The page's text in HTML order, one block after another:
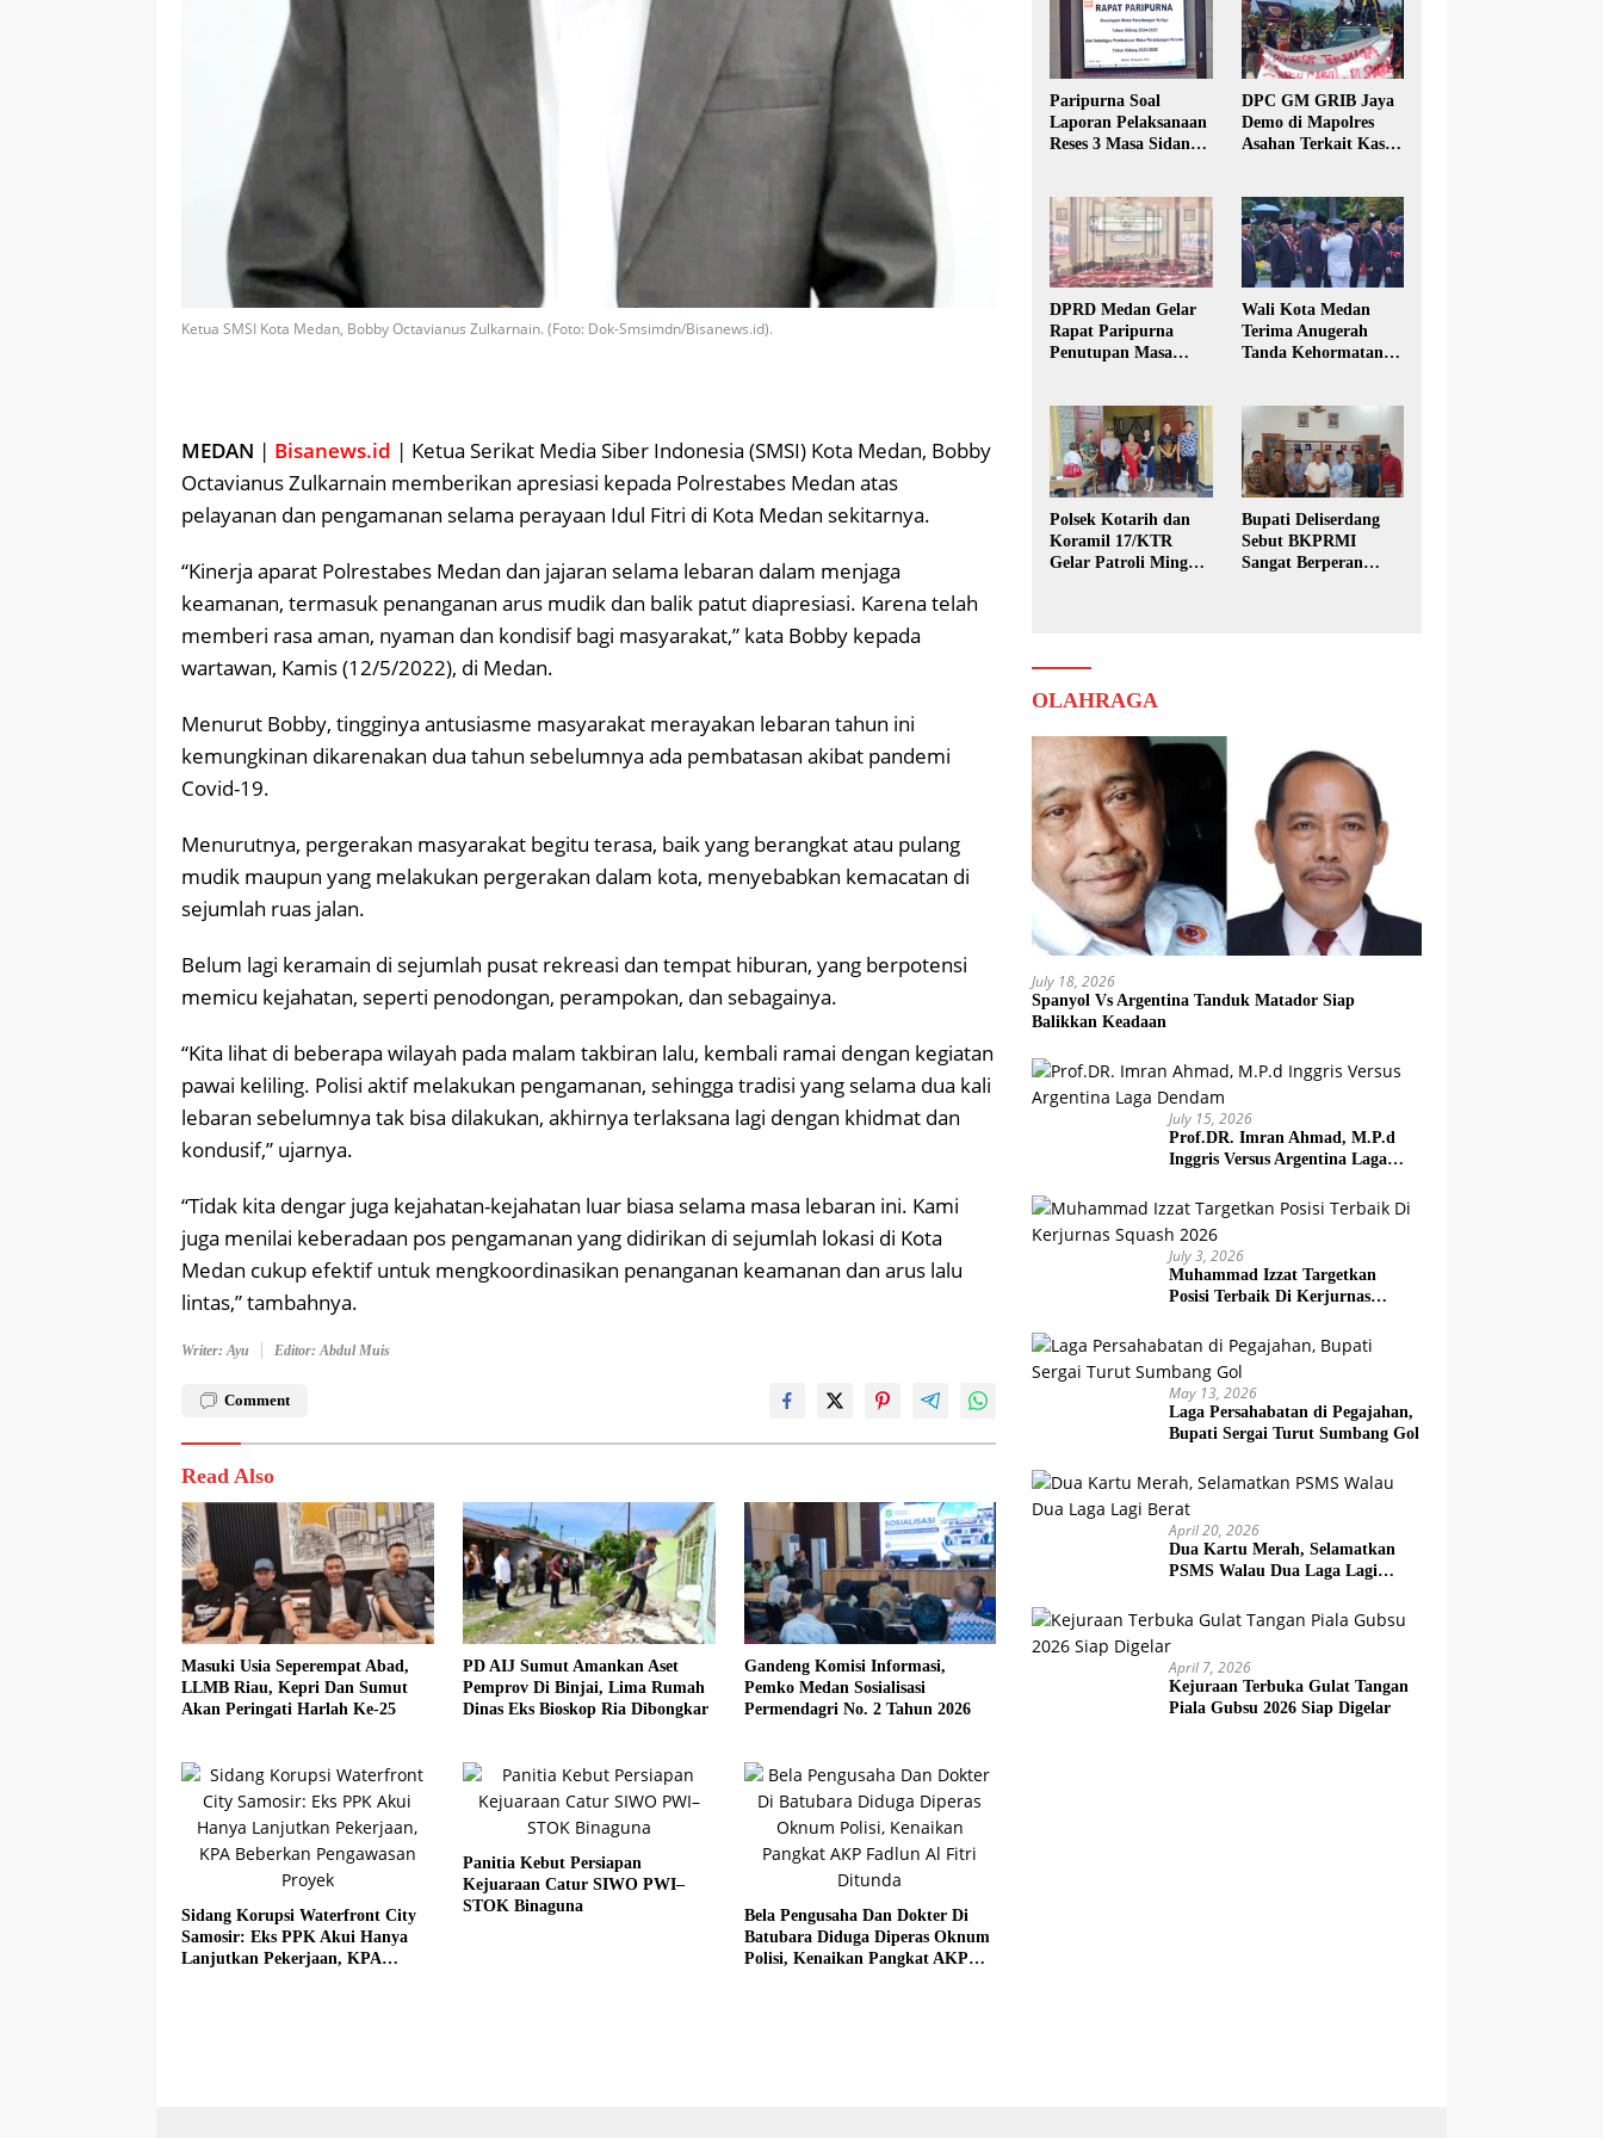
Ketua SMSI Kota Medan, Bobby Octavianus Zulkarnain. (Foto: Dok-Smsimdn/Bisanews.id).
MEDAN | Bisanews.id | Ketua Serikat Media Siber Indonesia (SMSI) Kota Medan, Bobby
Octavianus Zulkarnain memberikan apresiasi kepada Polrestabes Medan atas
pelayanan dan pengamanan selama perayaan Idul Fitri di Kota Medan sekitarnya.
“Kinerja aparat Polrestabes Medan dan jajaran selama lebaran dalam menjaga
keamanan, termasuk penanganan arus mudik dan balik patut diapresiasi. Karena telah
memberi rasa aman, nyaman dan kondisif bagi masyarakat,” kata Bobby kepada
wartawan, Kamis (12/5/2022), di Medan.
Menurut Bobby, tingginya antusiasme masyarakat merayakan lebaran tahun ini
kemungkinan dikarenakan dua tahun sebelumnya ada pembatasan akibat pandemi
Covid-19.
Menurutnya, pergerakan masyarakat begitu terasa, baik yang berangkat atau pulang
mudik maupun yang melakukan pergerakan dalam kota, menyebabkan kemacatan di
sejumlah ruas jalan.
Belum lagi keramain di sejumlah pusat rekreasi dan tempat hiburan, yang berpotensi
memicu kejahatan, seperti penodongan, perampokan, dan sebagainya.
“Kita lihat di beberapa wilayah pada malam takbiran lalu, kembali ramai dengan kegiatan
pawai keliling. Polisi aktif melakukan pengamanan, sehingga tradisi yang selama dua kali
lebaran sebelumnya tak bisa dilakukan, akhirnya terlaksana lagi dengan khidmat dan
kondusif,” ujarnya.
“Tidak kita dengar juga kejahatan-kejahatan luar biasa selama masa lebaran ini. Kami
juga menilai keberadaan pos pengamanan yang didirikan di sejumlah lokasi di Kota
Medan cukup efektif untuk mengkoordinasikan penanganan keamanan dan arus lalu
lintas,” tambahnya.
Writer: Ayu Editor: Abdul Muis
Comment
Read Also
Masuki Usia Seperempat Abad,
LLMB Riau, Kepri Dan Sumut
Akan Peringati Harlah Ke-25
PD AIJ Sumut Amankan Aset
Pemprov Di Binjai, Lima Rumah
Dinas Eks Bioskop Ria Dibongkar
Gandeng Komisi Informasi,
Pemko Medan Sosialisasi
Permendagri No. 2 Tahun 2026
Sidang Korupsi Waterfront City
Samosir: Eks PPK Akui Hanya
Lanjutkan Pekerjaan, KPA
Panitia Kebut Persiapan
Kejuaraan Catur SIWO PWI–
STOK Binaguna
Bela Pengusaha Dan Dokter Di
Batubara Diduga Diperas Oknum
Polisi, Kenaikan Pangkat AKP
Paripurna Soal
Laporan Pelaksanaan
Reses 3 Masa Sidang
DPC GM GRIB Jaya
Demo di Mapolres
Asahan Terkait Kasus
DPRD Medan Gelar
Rapat Paripurna
Penutupan Masa
Wali Kota Medan
Terima Anugerah
Tanda Kehormatan
Polsek Kotarih dan
Koramil 17/KTR
Gelar Patroli Minggu
Bupati Deliserdang
Sebut BKPRMI
Sangat Berperan
OLAHRAGA
July 18, 2026
Spanyol Vs Argentina Tanduk Matador Siap
Balikkan Keadaan
July 15, 2026
Prof.DR. Imran Ahmad, M.P.d
Inggris Versus Argentina Laga
July 3, 2026
Muhammad Izzat Targetkan
Posisi Terbaik Di Kerjurnas
May 13, 2026
Laga Persahabatan di Pegajahan,
Bupati Sergai Turut Sumbang Gol
April 20, 2026
Dua Kartu Merah, Selamatkan
PSMS Walau Dua Laga Lagi
April 7, 2026
Kejuraan Terbuka Gulat Tangan
Piala Gubsu 2026 Siap Digelar